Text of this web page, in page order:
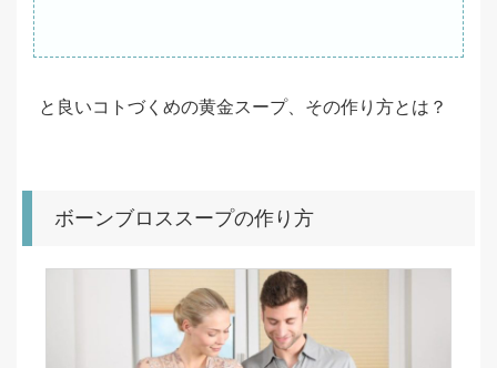
と良いコトづくめの黄金スープ、その作り方とは？
ボーンブロススープの作り方